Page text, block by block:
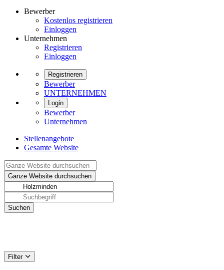
Bewerber
Kostenlos registrieren
Einloggen
Unternehmen
Registrieren
Einloggen
Registrieren
Bewerber
UNTERNEHMEN
Login
Bewerber
Unternehmen
Stellenangebote
Gesamte Website
Filter